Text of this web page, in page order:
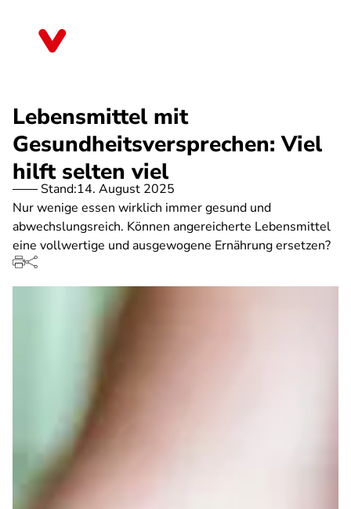
Lebensmittel mit
Gesundheitsversprechen: Viel
hilft selten viel
Stand:14. August 2025
Nur wenige essen wirklich immer gesund und
abwechslungsreich. Können angereicherte Lebensmittel
eine vollwertige und ausgewogene Ernährung ersetzen?